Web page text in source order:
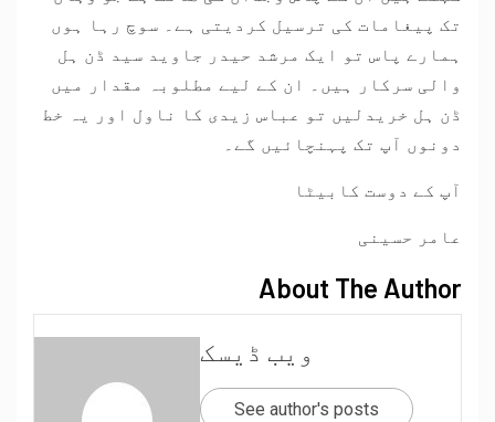
تک پیغامات کی ترسیل کردیتی ہے۔ سوچ رہا ہوں
ہمارے پاس تو ایک مرشد حیدر جاوید سید ڈن ہل
والی سرکار ہیں۔ ان کے لیے مطلوبہ مقدار میں
ڈن ہل خریدلیں تو عباس زیدی کا ناول اور یہ خط
دونوں آپ تک پہنچائیں گے۔
آپ کے دوست کابیٹا
عامر حسینی
About The Author
ویب ڈیسک
See author's posts